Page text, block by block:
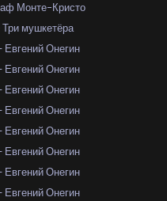
Монте-Кристо
мушкетёра
Онегин
Онегин
Онегин
Онегин
Онегин
Онегин
Онегин
Онегин